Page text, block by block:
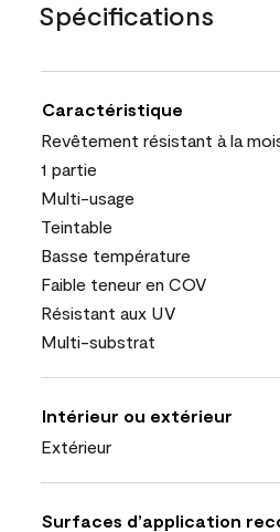
Spécifications
Caractéristique
Revêtement résistant à la
1 partie
Multi-usage
Teintable
Basse température
Faible teneur en COV
Résistant aux UV
Multi-substrat
Intérieur ou extérieur
Extérieur
Surfaces d’application